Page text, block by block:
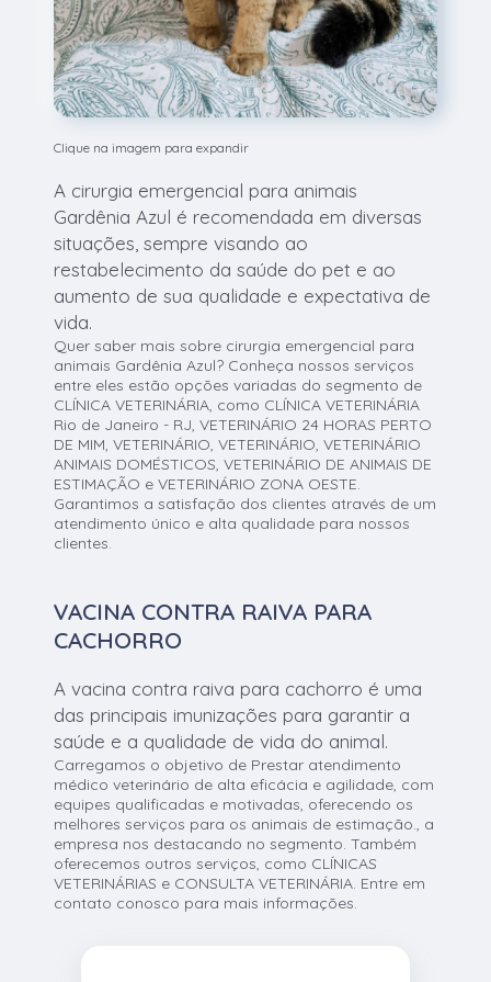
Clique na imagem para expandir
A cirurgia emergencial para animais
Gardênia Azul é recomendada em diversas
situações, sempre visando ao
restabelecimento da saúde do pet e ao
aumento de sua qualidade e expectativa de
vida.
Quer saber mais sobre cirurgia emergencial para
animais Gardênia Azul? Conheça nossos serviços
entre eles estão opções variadas do segmento de
CLÍNICA VETERINÁRIA, como CLÍNICA VETERINÁRIA
Rio de Janeiro - RJ, VETERINÁRIO 24 HORAS PERTO
DE MIM, VETERINÁRIO, VETERINÁRIO, VETERINÁRIO
ANIMAIS DOMÉSTICOS, VETERINÁRIO DE ANIMAIS DE
ESTIMAÇÃO e VETERINÁRIO ZONA OESTE.
Garantimos a satisfação dos clientes através de um
atendimento único e alta qualidade para nossos
clientes.
VACINA CONTRA RAIVA PARA
CACHORRO
A vacina contra raiva para cachorro é uma
das principais imunizações para garantir a
saúde e a qualidade de vida do animal.
Carregamos o objetivo de Prestar atendimento
médico veterinário de alta eficácia e agilidade, com
equipes qualificadas e motivadas, oferecendo os
melhores serviços para os animais de estimação., a
empresa nos destacando no segmento. Também
oferecemos outros serviços, como CLÍNICAS
VETERINÁRIAS e CONSULTA VETERINÁRIA. Entre em
contato conosco para mais informações.